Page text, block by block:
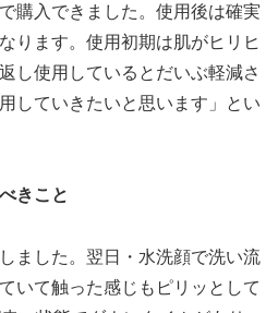
購入できました。使用後は確実
ります。使用初期は肌がヒリヒ
し使用しているとだいぶ軽減さ
していきたいと思います」とい
きこと
ました。翌日・水洗顔で洗い流
いて触った感じもピリッとして